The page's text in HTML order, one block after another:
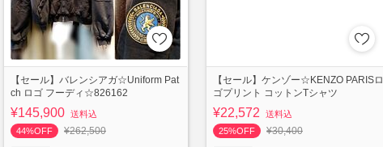
【セール】バレンシアガ☆Uniform Pat
ch ロゴ フーディ☆826162
¥145,900 送料込
44%OFF
¥262,500
【セール】ケンゾー☆KENZO PARISロ
ゴプリント コットンTシャツ
¥22,572
送料込
25%OFF
¥30,400